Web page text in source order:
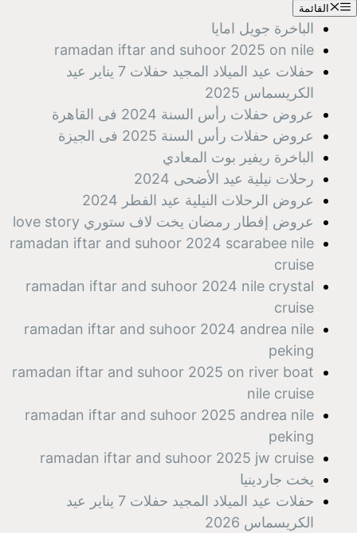
القائمة
الباخرة جويل امايا
ramadan iftar and suhoor 2025 on nile
حفلات عيد الميلاد المجيد حفلات 7 يناير عيد
الكريسماس 2025
عروض حفلات رأس السنة 2024 فى القاهرة
عروض حفلات رأس السنة 2025 فى الجيزة
الباخرة ريفير بوت المعادي
رحلات نيلية عيد الأضحى 2024
عروض الرحلات النيلية عيد الفطر 2024
عروض إفطار رمضان يخت لاف ستوري love story
ramadan iftar and suhoor 2024 scarabee nile
cruise
ramadan iftar and suhoor 2024 nile crystal
cruise
ramadan iftar and suhoor 2024 andrea nile
peking
ramadan iftar and suhoor 2025 on river boat
nile cruise
ramadan iftar and suhoor 2025 andrea nile
peking
ramadan iftar and suhoor 2025 jw cruise
يخت جاردينيا
حفلات عيد الميلاد المجيد حفلات 7 يناير عيد
الكريسماس 2026